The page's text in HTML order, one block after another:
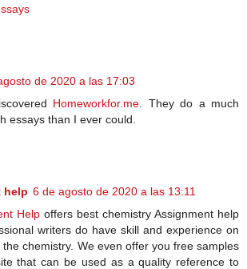
de 2020 a las 17:03
Homeworkfor.me . They do a much
essays than I ever could.
help 6 de agosto de 2020 a las 13:11
Help offers best chemistry Assignment help
writers do have skill and experience on
chemistry. We even offer you free samples
that can be used as a quality reference to